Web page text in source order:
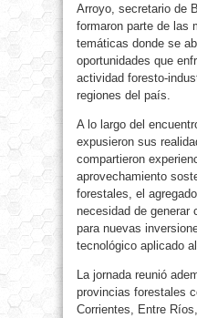
Arroyo, secretario de
formaron parte de las
temáticas donde se
oportunidades que
actividad foresto-
regiones del país.
A lo largo del
expusieron sus
compartieron
aprovechamiento
forestales, el
necesidad de generar
para nuevas
tecnológico aplicado
La jornada reunió
provincias forestales
Corrientes, Entre